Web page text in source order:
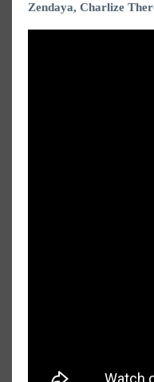
Zendaya, Charlize